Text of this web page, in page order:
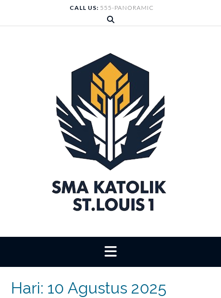
content
CALL US: 555-PANORAMIC
Hari: 10 Agustus 2025